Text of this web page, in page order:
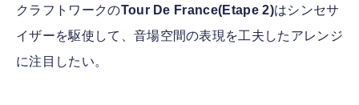
クラフトワークのTour De France(Etape 2)はシンセサ
イザーを駆使して、音場空間の表現を工夫したアレンジ
に注目したい。